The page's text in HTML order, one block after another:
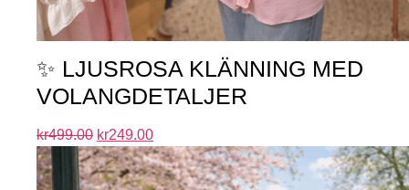
✨ LJUSROSA KLÄNNING MED
VOLANGDETALJER
kr499.00 kr249.00